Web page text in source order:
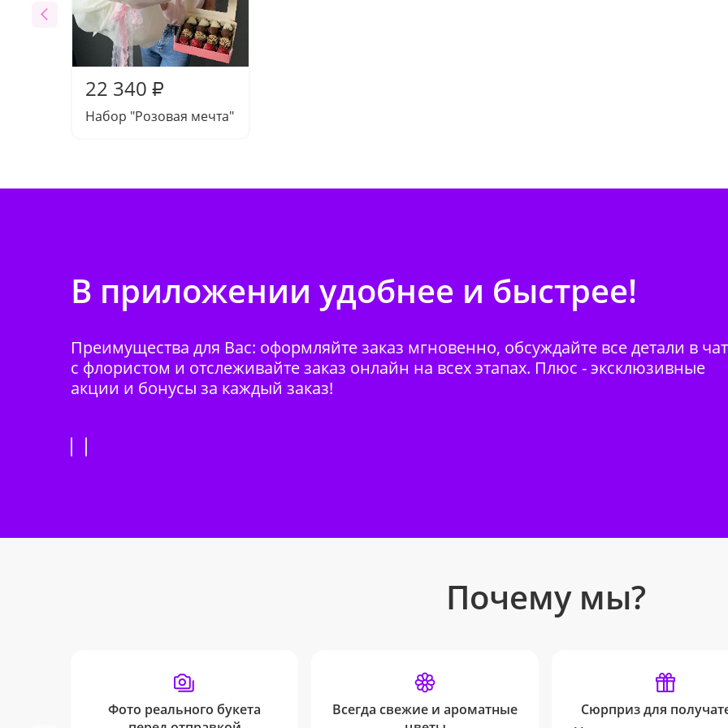
22 340 ₽
Набор "Розовая мечта"
В приложении удобнее и быстрее!
Преимущества для Вас: оформляйте заказ мгновенно, обсуждайте все детали в
с флористом и отслеживайте заказ онлайн на всех этапах. Плюс - эксклюзивные
акции и бонусы за каждый заказ!
Почему мы?
Фото реального букета
Всегда свежие и ароматные
Сюрприз для